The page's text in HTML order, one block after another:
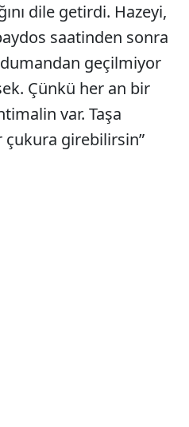
dile getirdi. Hazeyi,
saatinden sonra
geçilmiyor
Çünkü her an bir
var. Taşa
girebilirsin”